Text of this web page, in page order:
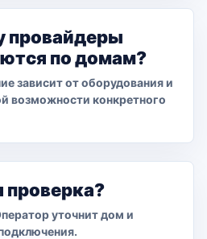
провайдеры
по домам?
зависит от оборудования и
возможности конкретного
проверка?
уточнит дом и